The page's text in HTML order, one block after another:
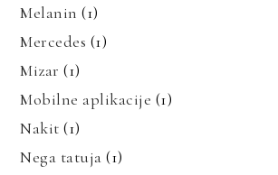
Melanin (1)
Mercedes (1)
Mizar (1)
Mobilne aplikacije (1)
Nakit (1)
Nega tatuja (1)